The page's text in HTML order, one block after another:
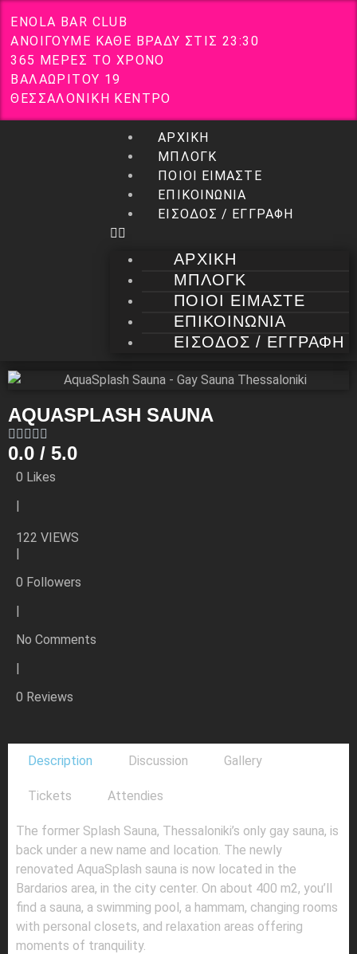
ENOLA BAR CLUB
ΑΝΟΙΓΟΥΜΕ ΚΑΘΕ ΒΡΑΔΥ ΣΤ ΙΣ 23 :3 0
3 65 ΜΕΡΕΣ ΤΟ ΧΡΟΝΟ
ΒΑΛΑΩΡ ΙΤΟΥ 19
ΘΕΣ ΣΑΛΟΝΙΚΗ ΚΕΝΤΡΟ
ΑΡΧΙΚΗ
ΜΠΛΟΓΚ
ΠΟΙΟΙ ΕΙΜΑΣΤΕ
ΕΠΙΚΟΙΝΩΝΙΑ
ΕΙΣΟΔΟΣ / ΕΓΓΡΑΦΗ
ΑΡΧΙΚΗ
ΜΠΛΟΓΚ
ΠΟΙΟΙ ΕΙΜΑΣΤΕ
ΕΠΙΚΟΙΝΩΝΙΑ
ΕΙΣΟΔΟΣ / ΕΓΓΡΑΦΗ
AQUASPLASH SAUNA
0.0 / 5.0
0 Likes
|
122 VIEWS
|
0 Followers
|
No Comments
|
0 Reviews
Description Discussion Gallery
Tickets Attendies
The former Splash Sauna, Thessaloniki’s only gay sauna, is
back under a new name and location. The newly
renovated AquaSplash sauna is now located in the
Bardarios area, in the city center. On about 400 m2, you’ll
find a sauna, a swimming pool, a hammam, changing rooms
with personal closets, and relaxation areas offering
moments of tranquility.